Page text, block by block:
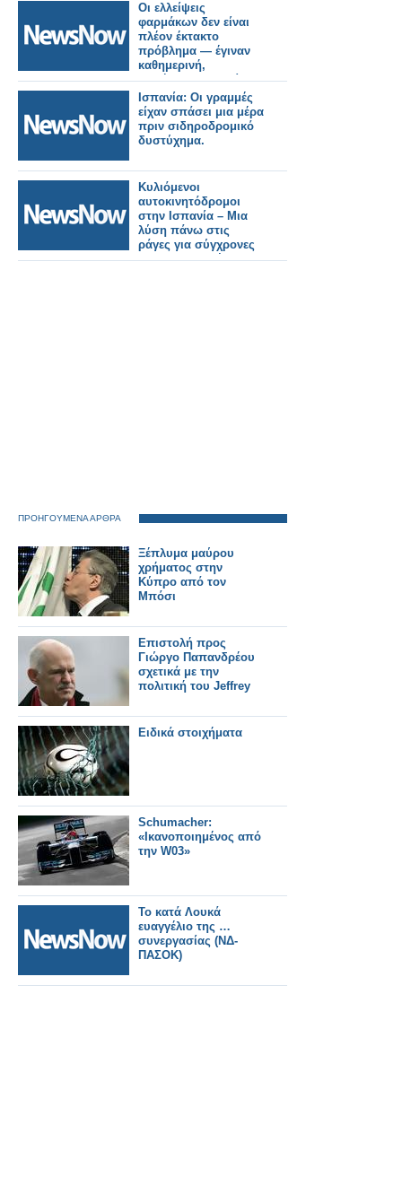
Οι ελλείψεις
φαρμάκων δεν είναι
πλέον έκτακτο
πρόβλημα — έγιναν
καθημερινή,
απλήρωτη εργασία
του φαρμακοποιού
Ισπανία: Οι γραμμές
είχαν σπάσει μια μέρα
πριν σιδηροδρομικό
δυστύχημα.
Κυλιόμενοι
αυτοκινητόδρομοι
στην Ισπανία – Μια
λύση πάνω στις
ράγες για σύγχρονες
εμπορευματικές
ΠΡΟΗΓΟΥΜΕΝΑ ΑΡΘΡΑ
Ξέπλυμα μαύρου
χρήματος στην
Κύπρο από τον
Μπόσι
Επιστολή προς
Γιώργο Παπανδρέου
σχετικά με την
πολιτική του Jeffrey
Ειδικά στοιχήματα
Schumacher:
«Ικανοποιημένος από
την W03»
Το κατά Λουκά
ευαγγέλιο της …
συνεργασίας (ΝΔ-
ΠΑΣΟΚ)